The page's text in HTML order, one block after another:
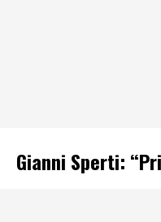
Gianni Sperti: